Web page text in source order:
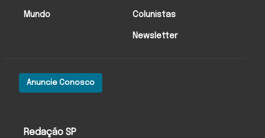
Redação SP
Anuncie Conosco
Mundo Colunistas
Newsletter